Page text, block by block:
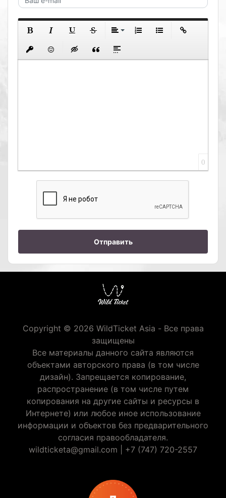
0
Отправить
Copyright © 2026 WildTicket Asia - Все права
защищены
Все материалы данного сайта являются
объектами авторского права (в том числе
дизайн). Запрещается копирование,
распространение (в том числе путем
копирования на другие сайты и ресурсы в
Интернете) или любое иное использование
информации и объектов без предварительного
согласия правообладателя.
wildticketa@gmail.com
+7 (747) 720-2557